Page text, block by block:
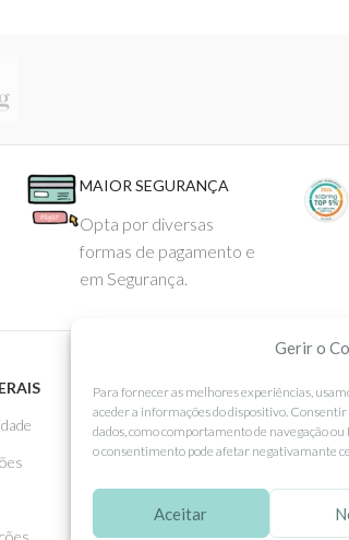
Gerir o
Para fornecer as melhores experiências,
aceder a informações do dispositivo.
dados, como comportamento de navegação
o consentimento pode afetar negativamante
Aceitar
MAIOR SEGURANÇA
Opta por diversas
formas de pagamento e
em Segurança.
APOIO AO CLIENTE
Como Comprar
Pagamentos
Trocas e Devoluções